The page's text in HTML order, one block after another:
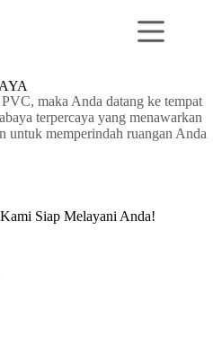
maka Anda datang ke tempat
terpercaya yang menawarkan
untuk memperindah ruangan Anda
Siap Melayani Anda!